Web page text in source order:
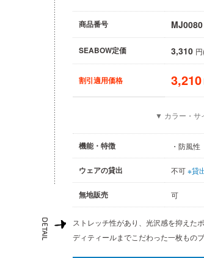
商品番号 MJ0080
SEABOW定価 3,310
割引適用価格 3,210
▼ カラー・サ
機能・特徴 ・防風性
ウェアの貸出 不可※貸
無地販売 可
ストレッチ性があり、光沢感を抑えた
ディティールまでこだわった一枚ものブ